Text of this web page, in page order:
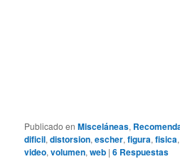
Publicado en Misceláneas,
dificil,distorsion,escher,figura,fisica
video,volumen,web |6 Respuestas